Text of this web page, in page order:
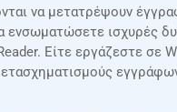
να μετατρέψουν
ενσωματώσετε ισχυρές
Είτε εργάζεστε σε